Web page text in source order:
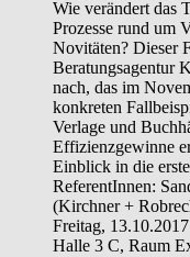
Wie verändert das
Prozesse rund um
Novitäten? Dieser
Beratungsagentur
nach, das im
konkreten
Verlage und
Effizienzgewinne
Einblick in die
ReferentInnen:
(Kirchner +
Freitag,
Halle 3 C, Raum